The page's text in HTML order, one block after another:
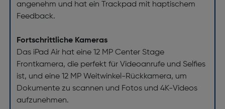
angenehm und hat ein Trackpad mit haptischem
Feedback.
Fortschrittliche Kameras
Das iPad Air hat eine 12 MP Center Stage
Frontkamera, die perfekt für Videoanrufe und Selfies
ist, und eine 12 MP Weitwinkel-Rückkamera, um
Dokumente zu scannen und Fotos und 4K-Videos
aufzunehmen.